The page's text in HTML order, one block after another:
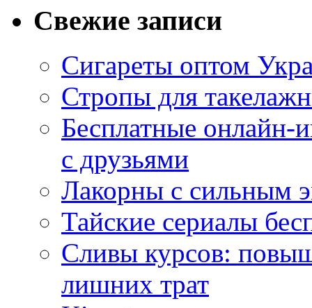
Свежие записи
Сигареты оптом
Стропы для
Бесплатные
с друзьями
Лакорны с сильным
Тайские сериалы
Сливы курсов:
лишних трат